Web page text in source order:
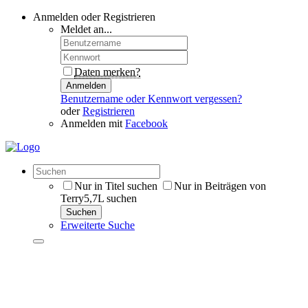
Anmelden oder Registrieren
Meldet an...
Daten merken?
Anmelden
Benutzername oder Kennwort vergessen?
oderRegistrieren
Anmelden mit Facebook
Nur in Titel suchen
Nur in Beiträgen von
Terry5,7L suchen
Suchen
Erweiterte Suche